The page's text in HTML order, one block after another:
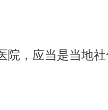
院，应当是当地